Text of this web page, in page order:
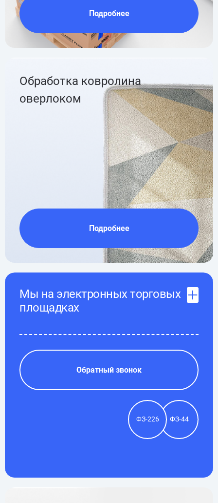
Подробнее
Обработка ковролина
оверлоком
Подробнее
Мы на электронных торговых
площадках
Обратный звонок
ФЗ-226 ФЗ-44